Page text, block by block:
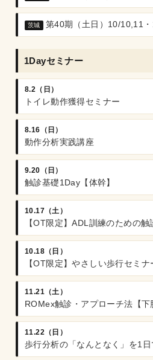
茨城 第40期（土日）10/10,11
1Dayセミナー
8.2（日）
トイレ動作獲得セミナー
8.16（日）
動作分析実践講座
9.20（日）
触診基礎1Day【体幹】
10.17（土）
【OT限定】ADL訓練のための触
10.18（日）
【OT限定】やさしい歩行セミナ
11.21（土）
ROMex触診・アプローチ法【下
11.22（日）
歩行分析の「なんとなく」を1日